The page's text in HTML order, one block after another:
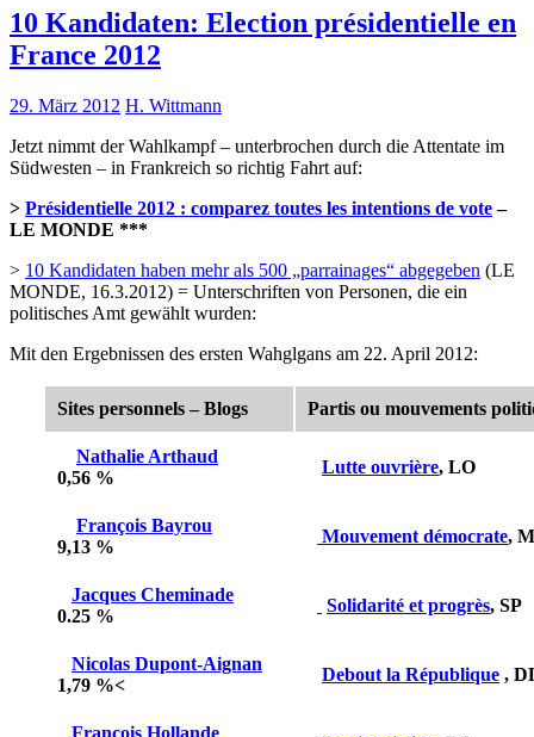
10 Kandidaten: Election présidentielle en
France 2012
29. März 2012 H. Wittmann
Jetzt nimmt der Wahlkampf – unterbrochen durch die Attentate im
Südwesten – in Frankreich so richtig Fahrt auf:
> Présidentielle 2012 : comparez toutes les intentions de vote–
LE MONDE ***
> 10 Kandidaten haben mehr als 500 „parrainages“ abgegeben (LE
MONDE, 16.3.2012) = Unterschriften von Personen, die ein
politisches Amt gewählt wurden:
Mit den Ergebnissen des ersten Wahglgans am 22. April 2012:
Sites personnels – Blogs Partis ou mouvements
Nathalie Arthaud
0,56 %
Lutte ouvrière, LO
François Bayrou
9,13 %
Mouvement démocrate,
Jacques Cheminade
0.25 %
Solidarité et progrès, SP
Nicolas Dupont-Aignan
1,79 %<
Debout la République ,
François Hollande